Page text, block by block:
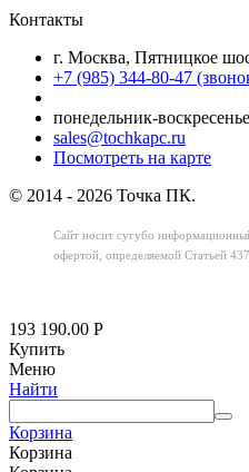
Контакты
г. Москва, Пятницкое
+7 (985) 344-80-47
понедельник-
sales@tochkapc.ru
Посмотреть на карте
© 2014 - 2026 Точка ПК.
Сайт носит сугубо
офертой, определяемой Статьей
193 190.00 Р
Купить
Меню
Найти
Корзина
Корзина